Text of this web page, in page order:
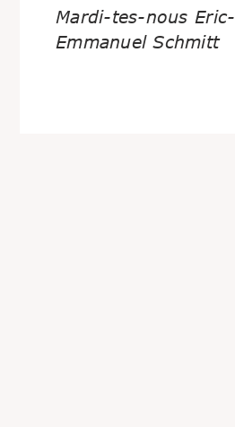
Mardi-tes-nous Eric-
Emmanuel Schmitt